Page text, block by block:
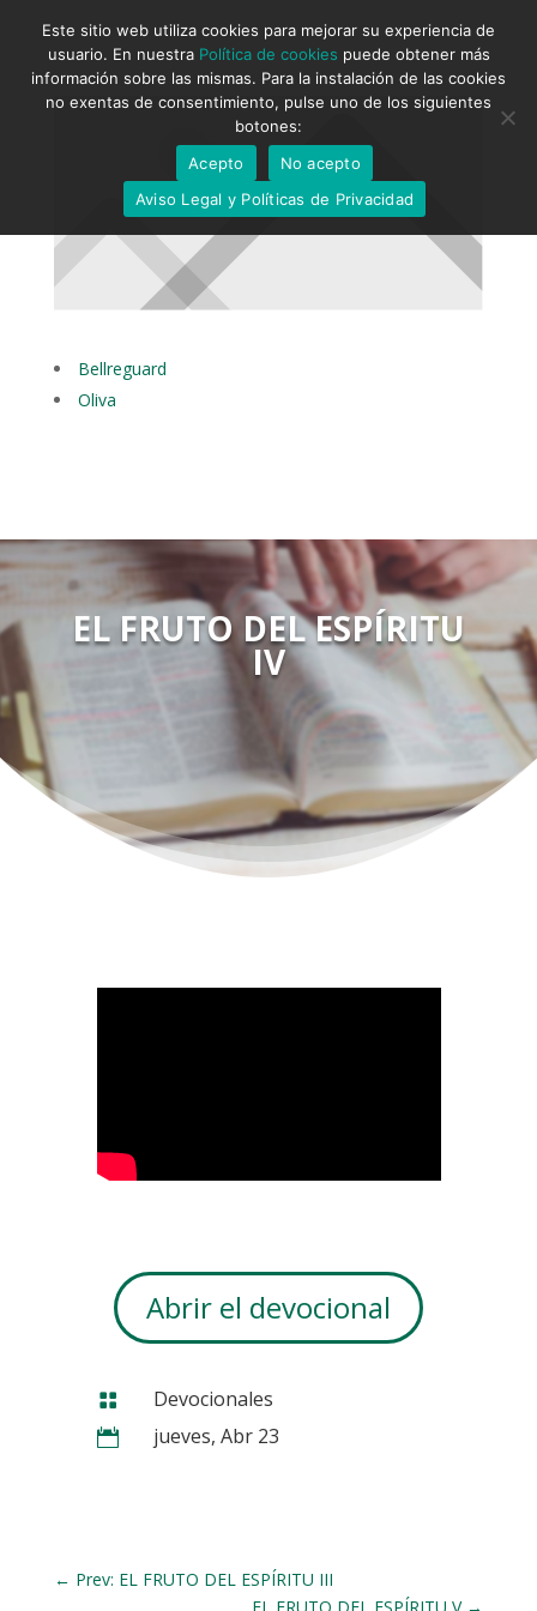
Bellreguard
Oliva
EL FRUTO DEL ESPÍRITU
IV
Abrir el devocional
 Devocionales
 jueves, Abr 23
← Prev: EL FRUTO DEL ESPÍRITU III
Este sitio web utiliza cookies para mejorar su experiencia de
usuario. En nuestra Política de cookies puede obtener más
información sobre las mismas. Para la instalación de las cookies
no exentas de consentimiento, pulse uno de los siguientes
botones:
Acepto
No acepto
Aviso Legal y Políticas de Privacidad